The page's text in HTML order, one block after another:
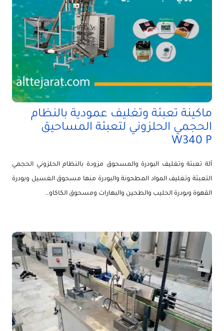
ماكينة تعبئة وتغليف عمودية بالنظام
الحجمي الحلزوني لتعبئة المساحيق
W340 P
آلة تعبئة وتغليف البودرة والمسحوق مزودة بالنظام الحلزوني الحجمي
التعبئة وتغليف المواد المطحونة والبودرة منها مسحوق الغسيل وبودرة
القهوة وبودرة الحليب والطحين والبهارات ومسحوق الكاكاو…